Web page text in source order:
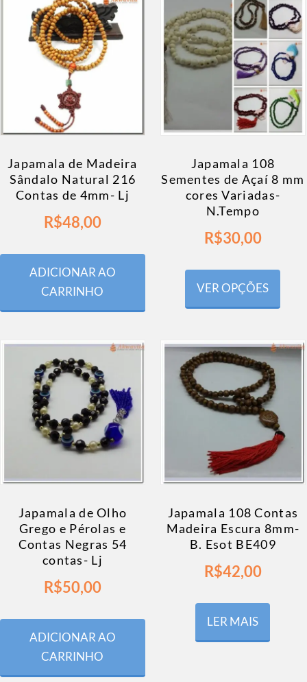
Japamala de Madeira
Sândalo Natural 216
Contas de 4mm- Lj
R$48,00
ADICIONAR AO
CARRINHO
Japamala 108
Sementes de Açaí 8 mm
cores Variadas-
N.Tempo
R$30,00
VER OPÇÕES
Japamala de Olho
Grego e Pérolas e
Contas Negras 54
contas- Lj
R$50,00
ADICIONAR AO
CARRINHO
Japamala 108 Contas
Madeira Escura 8mm-
B. Esot BE409
R$42,00
LER MAIS